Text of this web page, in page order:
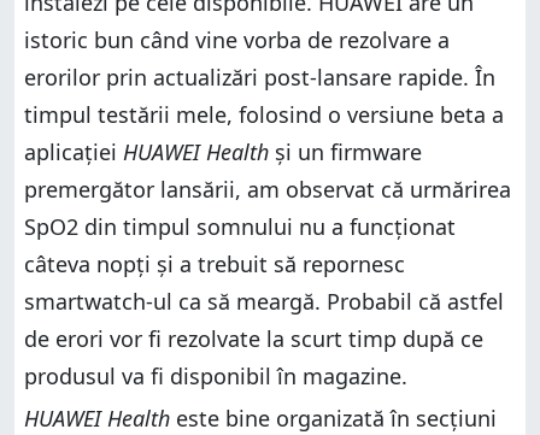
istoric bun când vine vorba de rezolvare a
erorilor prin actualizări post-lansare rapide. În
timpul testării mele, folosind o versiune beta a
aplicației HUAWEI Health și un firmware
premergător lansării, am observat că urmărirea
SpO2 din timpul somnului nu a funcționat
câteva nopți și a trebuit să repornesc
smartwatch-ul ca să meargă. Probabil că astfel
de erori vor fi rezolvate la scurt timp după ce
produsul va fi disponibil în magazine.
HUAWEI Health este bine organizată în secțiuni